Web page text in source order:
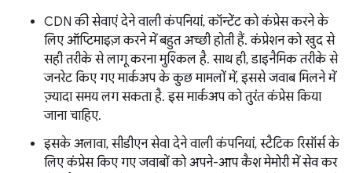
CDN की सेवाएं देने वाली कंपनियां, कॉन्टेंट को कंप्रेस करने के
लिए ऑप्टिमाइज़ करने में बहुत अच्छी होती हैं. कंप्रेशन को खुद से
सही तरीके से लागू करना मुश्किल है. साथ ही, डाइनैमिक तरीके से
जनरेट किए गए मार्कअप के कुछ मामलों में, इससे जवाब मिलने में
ज़्यादा समय लग सकता है. इस मार्कअप को तुरंत कंप्रेस किया
जाना चाहिए.
इसके अलावा, सीडीएन सेवा देने वाली कंपनियां, स्टैटिक रिसॉर्स के
लिए कंप्रेस किए गए जवाबों को अपने-आप कैश मेमोरी में सेव कर